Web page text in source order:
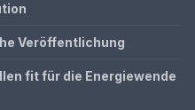
Veröffentlichung
fit für die Energiewende